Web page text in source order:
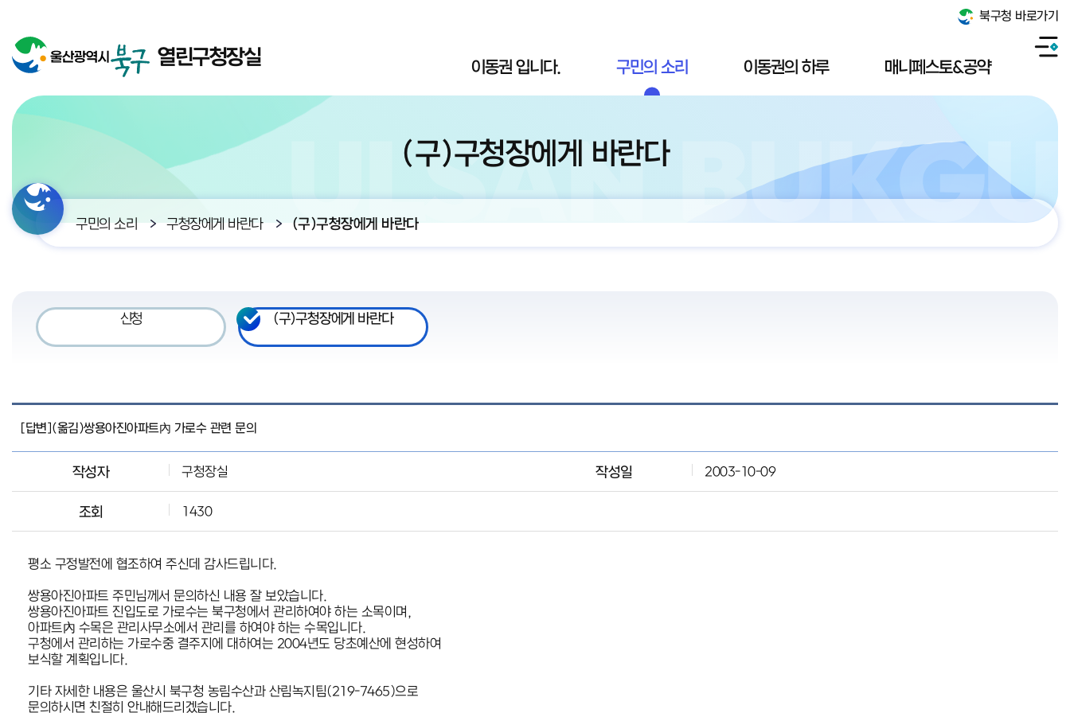
북구청 바로가기
열린구청장실 이동권 입니다. 구민의 소리 이동권의 하루 매니페스토&공약
(구)구청장에게 바란다
구민의 소리 구청장에게 바란다 (구)구청장에게 바란다
신청 (구)구청장에게 바란다
[답변](옮김)쌍용아진아파트內 가로수 관련 문의
작성자 구청장실 작성일 2003-10-09
조회 1430
평소 구정발전에 협조하여 주신데 감사드립니다.
쌍용아진아파트 주민님께서 문의하신 내용 잘 보았습니다.
쌍용아진아파트 진입도로 가로수는 북구청에서 관리하여야 하는 소목이며,
아파트內 수목은 관리사무소에서 관리를 하여야 하는 수목입니다.
구청에서 관리하는 가로수중 결주지에 대하여는 2004년도 당초예산에 현성하여
보식할 계획입니다.
기타 자세한 내용은 울산시 북구청 농림수산과 산림녹지팀(219-7465)으로
문의하시면 친절히 안내해드리겠습니다.